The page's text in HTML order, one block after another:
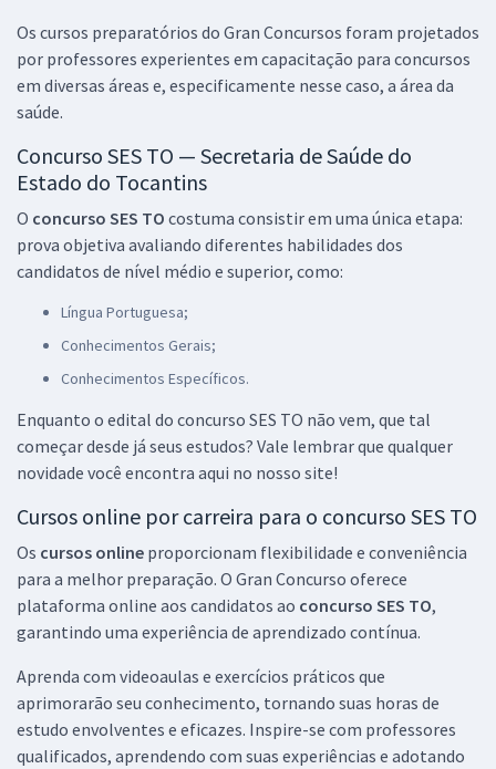
SES TO - Secretaria de Saúde do Estado do Tocantins - Pesquisador
Docente em Saúde Pública (Pós-Edital)
ou 12x de
R$ 32,66
Economize R$ 97,98 (-20%)
Comprar
SES TO - Secretaria de Estado de Saúde do Tocantins - Técnico em
Enfermagem (Pós-edital)
R$ 399,92
Economize R$ 99,98 (-20%)
SES TO - Secretaria de Estado de Saúde do Tocantins - Técnico em
Laboratório (Pós-edital)
R$ 399,92
à vista
R$33,33
Economize R$ 99,98 (-20%)
Comprar
Os cursos preparatórios do Gran Concursos foram projetados
por professores experientes em capacitação para concursos
em diversas áreas e, especificamente nesse caso, a área da
saúde.
Concurso SES TO — Secretaria de Saúde do
Estado do Tocantins
O concurso SES TO costuma consistir em uma única etapa:
prova objetiva avaliando diferentes habilidades dos
candidatos de nível médio e superior, como:
Língua Portuguesa;
Conhecimentos Gerais;
Conhecimentos Específicos.
Enquanto o edital do concurso SES TO não vem, que tal
começar desde já seus estudos? Vale lembrar que qualquer
novidade você encontra aqui no nosso site!
Cursos online por carreira para o concurso SES TO
Os cursos online proporcionam flexibilidade e conveniência
para a melhor preparação. O Gran Concurso oferece
plataforma online aos candidatos ao concurso SES TO,
garantindo uma experiência de aprendizado contínua.
Aprenda com videoaulas e exercícios práticos que
aprimorarão seu conhecimento, tornando suas horas de
estudo envolventes e eficazes. Inspire-se com professores
qualificados, aprendendo com suas experiências e adotando